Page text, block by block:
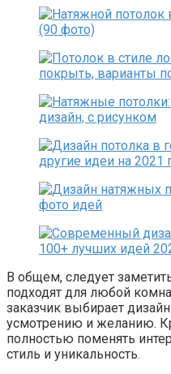
В общем, следует
подходят для любой
заказчик выбирает
усмотрению и желанию.
полностью поменять
стиль и уникальность.